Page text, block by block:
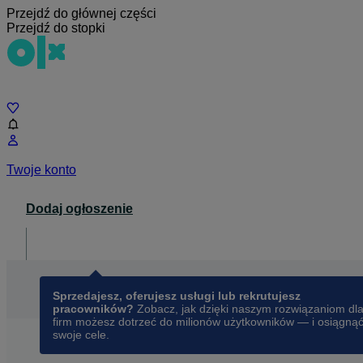
Przejdź do głównej części
Przejdź do stopki
Twoje konto
Dodaj ogłoszenie
Sprzedajesz, oferujesz usługi lub rekrutujesz
pracowników? Zobacz, jak dzięki naszym rozwiązaniom dla
firm możesz dotrzeć do milionów użytkowników — i osiągnąć
swoje cele.